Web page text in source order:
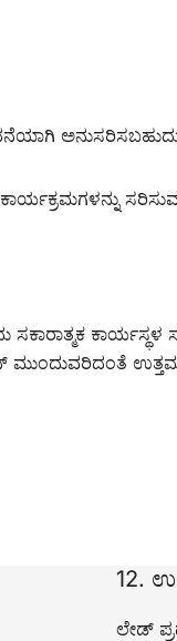
ಅನುಸರಿಸಬಹುದು
ಕಾರ್ಯಸ್ಥಳ
ಮುಂದುವರಿದಂತೆ
12.
ಲೇಡ್